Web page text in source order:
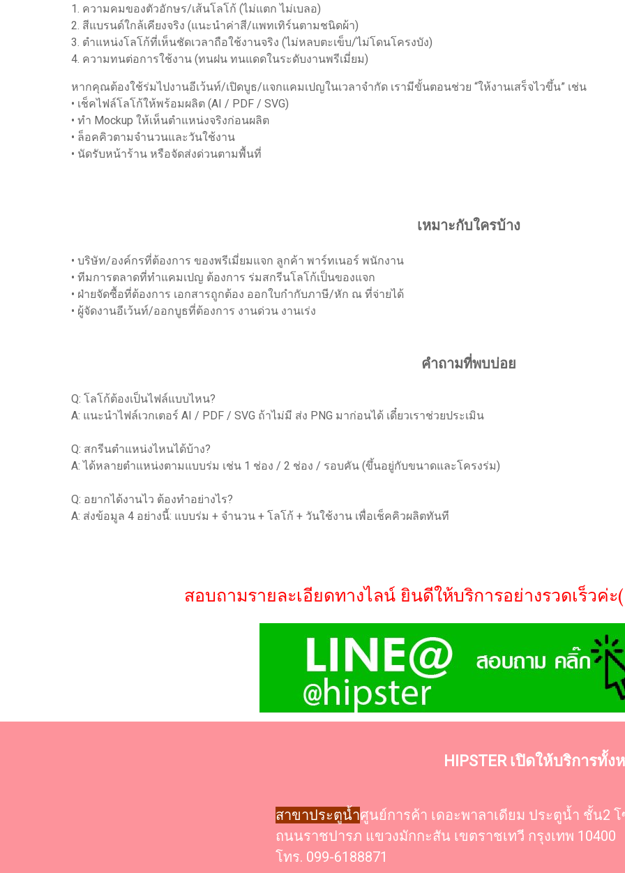
1. ความคมของตัวอักษร/เส้นโลโก้ (ไม่แตก ไม่เบลอ)
2. สีแบรนด์ใกล้เคียงจริง (แนะนำค่าสี/แพทเทิร์นตามชนิดผ้า)
3. ตำแหน่งโลโก้ที่เห็นชัดเวลาถือใช้งานจริง (ไม่หลบตะเข็บ/ไม่โดนโครงบัง)
4. ความทนต่อการใช้งาน (ทนฝน ทนแดดในระดับงานพรีเมี่ยม)
หากคุณต้องใช้ร่มไปงานอีเว้นท์/เปิดบูธ/แจกแคมเปญในเวลาจำกัด เรามีขั้นตอนช่วย “ให้งานเสร็จไวขึ้น” เช่น
• เช็คไฟล์โลโก้ให้พร้อมผลิต (AI / PDF / SVG)
• ทำ Mockup ให้เห็นตำแหน่งจริงก่อนผลิต
• ล็อคคิวตามจำนวนและวันใช้งาน
• นัดรับหน้าร้าน หรือจัดส่งด่วนตามพื้นที่
เหมาะกับใครบ้าง
• บริษัท/องค์กรที่ต้องการ ของพรีเมี่ยมแจก ลูกค้า พาร์ทเนอร์ พนักงาน
• ทีมการตลาดที่ทำแคมเปญ ต้องการ ร่มสกรีนโลโก้เป็นของแจก
• ฝ่ายจัดซื้อที่ต้องการ เอกสารถูกต้อง ออกใบกำกับภาษี/หัก ณ ที่จ่ายได้
• ผู้จัดงานอีเว้นท์/ออกบูธที่ต้องการ งานด่วน งานเร่ง
คำถามที่พบบ่อย
Q: โลโก้ต้องเป็นไฟล์แบบไหน?
A: แนะนำไฟล์เวกเตอร์ AI / PDF / SVG ถ้าไม่มี ส่ง PNG มาก่อนได้ เดี๋ยวเราช่วยประเมิน
Q: สกรีนตำแหน่งไหนได้บ้าง?
A: ได้หลายตำแหน่งตามแบบร่ม เช่น 1 ช่อง / 2 ช่อง / รอบคัน (ขึ้นอยู่กับขนาดและโครงร่ม)
Q: อยากได้งานไว ต้องทำอย่างไร?
A: ส่งข้อมูล 4 อย่างนี้: แบบร่ม + จำนวน + โลโก้ + วันใช้งาน เพื่อเช็คคิวผลิตทันที
สอบถามรายละเอียดทางไลน์ ยินดีให้บริการอย่างรวดเร็วค่
HIPSTER เปิดให้บริการทั้ง
สาขาประตูน้ำศูนย์การค้า เดอะพาลาเดียม ประตูน้ำ ชั้น2 โ
ถนนราชปารภ แขวงมักกะสัน เขตราชเทวี กรุงเทพ 10400
โทร. 099-6188871